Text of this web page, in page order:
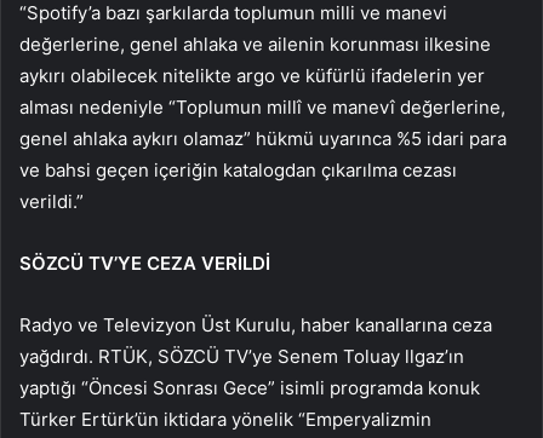
“Spotify’a bazı şarkılarda toplumun milli ve manevi
değerlerine, genel ahlaka ve ailenin korunması ilkesine
aykırı olabilecek nitelikte argo ve küfürlü ifadelerin yer
alması nedeniyle “Toplumun millî ve manevî değerlerine,
genel ahlaka aykırı olamaz” hükmü uyarınca %5 idari para
ve bahsi geçen içeriğin katalogdan çıkarılma cezası
verildi.”
SÖZCÜ TV’YE CEZA VERİLDİ
Radyo ve Televizyon Üst Kurulu, haber kanallarına ceza
yağdırdı. RTÜK, SÖZCÜ TV’ye Senem Toluay llgaz’ın
yaptığı “Öncesi Sonrası Gece” isimli programda konuk
Türker Ertürk’ün iktidara yönelik “Emperyalizmin